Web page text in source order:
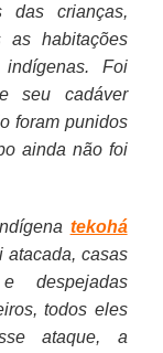
das crianças,
as habitações
Foi
seu cadáver
foram punidos
ainda não foi
tekohá
atacada, casas
despejadas
todos eles
ataque, a